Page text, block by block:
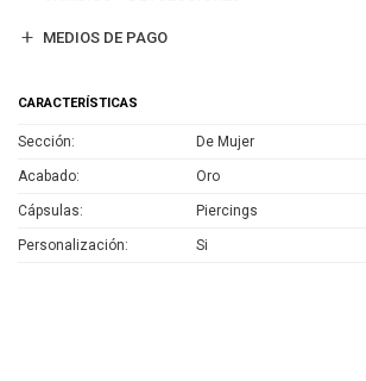
MEDIOS DE PAGO
CARACTERÍSTICAS
Sección De Mujer
Acabado Oro
Cápsulas Piercings
Personalización Si